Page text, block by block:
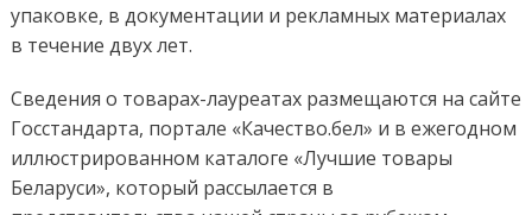
упаковке, в документации и рекламных материалах
в течение двух лет.
Сведения о товарах-лауреатах размещаются на сайте
Госстандарта, портале «Качество.бел» и в ежегодном
иллюстрированном каталоге «Лучшие товары
Беларуси», который рассылается в